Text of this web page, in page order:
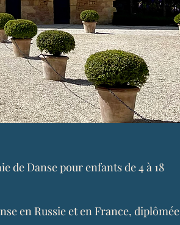
de Danse pour enfants de 4 à 18
en Russie et en France, diplômée